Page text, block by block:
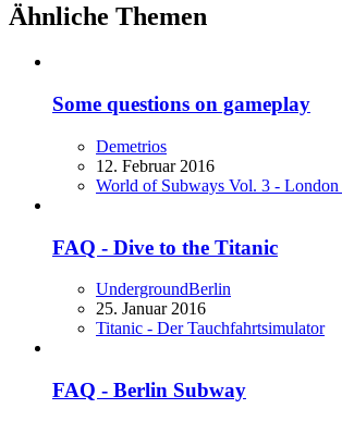
Ähnliche Themen
Some questions on gameplay
Demetrios
12. Februar 2016
World of Subways Vol. 3 -
FAQ - Dive to the Titanic
UndergroundBerlin
25. Januar 2016
Titanic - Der Tauchfahrtsimulator
FAQ - Berlin Subway